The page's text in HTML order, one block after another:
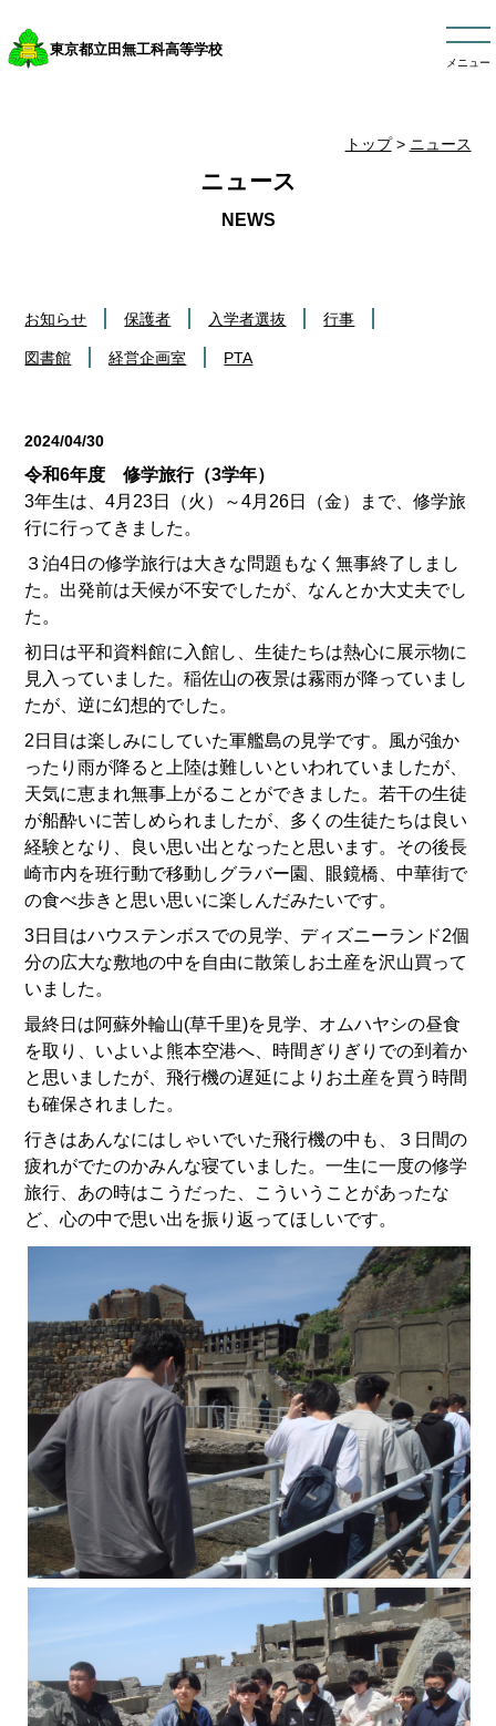
東京都立田無工科高等学校
メニュー
トップ> ニュース
ニュース
お知らせ 保護者 入学者選抜 行事
図書館 経営企画室 PTA
2024/04/30
令和6年度 修学旅行（3学年）
3年生は、4月23日（火）～4月26日（金）まで、修学旅
行に行ってきました。
３泊4日の修学旅行は大きな問題もなく無事終了しまし
た。出発前は天候が不安でしたが、なんとか大丈夫でし
た。
初日は平和資料館に入館し、生徒たちは熱心に展示物に
見入っていました。稲佐山の夜景は霧雨が降っていまし
たが、逆に幻想的でした。
2日目は楽しみにしていた軍艦島の見学です。風が強か
ったり雨が降ると上陸は難しいといわれていましたが、
天気に恵まれ無事上がることができました。若干の生徒
が船酔いに苦しめられましたが、多くの生徒たちは良い
経験となり、良い思い出となったと思います。その後長
崎市内を班行動で移動しグラバー園、眼鏡橋、中華街で
の食べ歩きと思い思いに楽しんだみたいです。
3日目はハウステンボスでの見学、ディズニーランド2個
分の広大な敷地の中を自由に散策しお土産を沢山買って
いました。
最終日は阿蘇外輪山(草千里)を見学、オムハヤシの昼食
を取り、いよいよ熊本空港へ、時間ぎりぎりでの到着か
と思いましたが、飛行機の遅延によりお土産を買う時間
も確保されました。
行きはあんなにはしゃいでいた飛行機の中も、３日間の
疲れがでたのかみんな寝ていました。一生に一度の修学
旅行、あの時はこうだった、こういうことがあったな
ど、心の中で思い出を振り返ってほしいです。